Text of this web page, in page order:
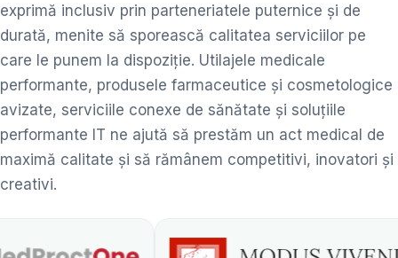
exprimă inclusiv prin parteneriatele puternice și de
durată, menite să sporească calitatea serviciilor pe
care le punem la dispoziție. Utilajele medicale
performante, produsele farmaceutice și cosmetologice
avizate, serviciile conexe de sănătate și soluțiile
performante IT ne ajută să prestăm un act medical de
maximă calitate și să rămânem competitivi, inovatori și
creativi.